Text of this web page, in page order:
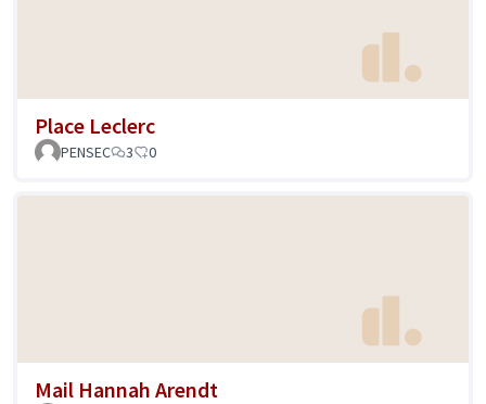
Place Leclerc
PENSEC 3 0
Mail Hannah Arendt